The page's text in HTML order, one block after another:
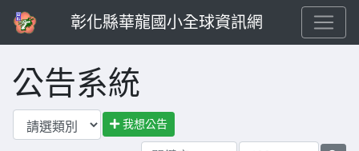
彰化縣華龍國小全球資訊網
公告系統
我想公告